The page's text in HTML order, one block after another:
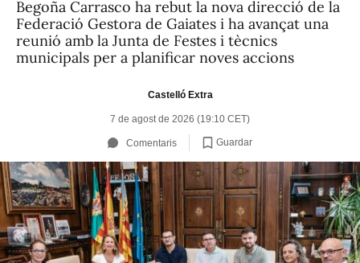
Begoña Carrasco ha rebut la nova direcció de la
Federació Gestora de Gaiates i ha avançat una
reunió amb la Junta de Festes i tècnics
municipals per a planificar noves accions
Castelló Extra
7 de agost de 2026 (19:10 CET)
Comentaris Guardar